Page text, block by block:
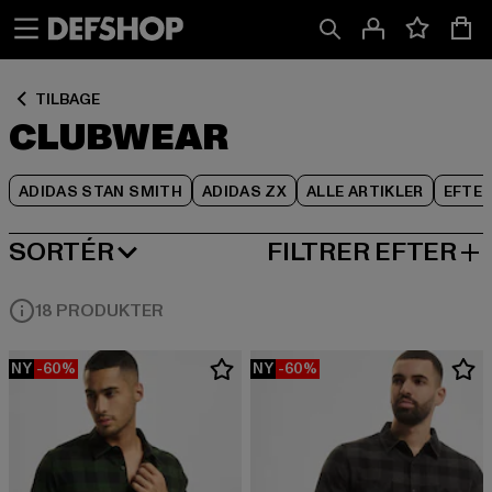
TILBAGE
CLUBWEAR
ADIDAS STAN SMITH ADIDAS ZX ALLE ARTIKLER
SORTÉR
MEST POPULÆRE FILTRER EFTER
18 PRODUKTER
NY -60% NY -60%